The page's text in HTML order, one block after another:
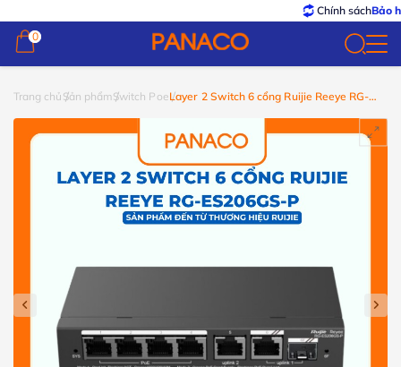
Chính sáchBảo hành
0
0
Trang chủ Sản phẩmSwitch PoeLayer 2 Switch 6 cổng Ruijie Reeye RG-